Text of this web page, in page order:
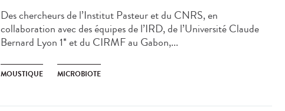
Des chercheurs de l’Institut Pasteur et du CNRS, en
collaboration avec des équipes de l’IRD, de l’Université Claude
Bernard Lyon 1* et du CIRMF au Gabon,...
MOUSTIQUE MICROBIOTE